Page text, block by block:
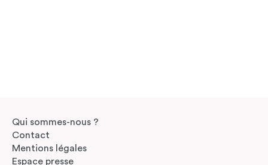
Qui sommes-nous ?
Contact
Mentions légales
Espace presse